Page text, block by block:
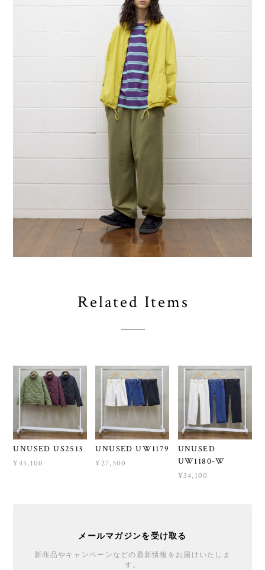
Related Items
UNUSED US2513
¥45,100
UNUSED UW1179
¥27,500
UNUSED
UW1180-W
¥34,100
メールマガジンを受け取る
新商品やキャンペーンなどの最新情報をお届けいたしま
す。